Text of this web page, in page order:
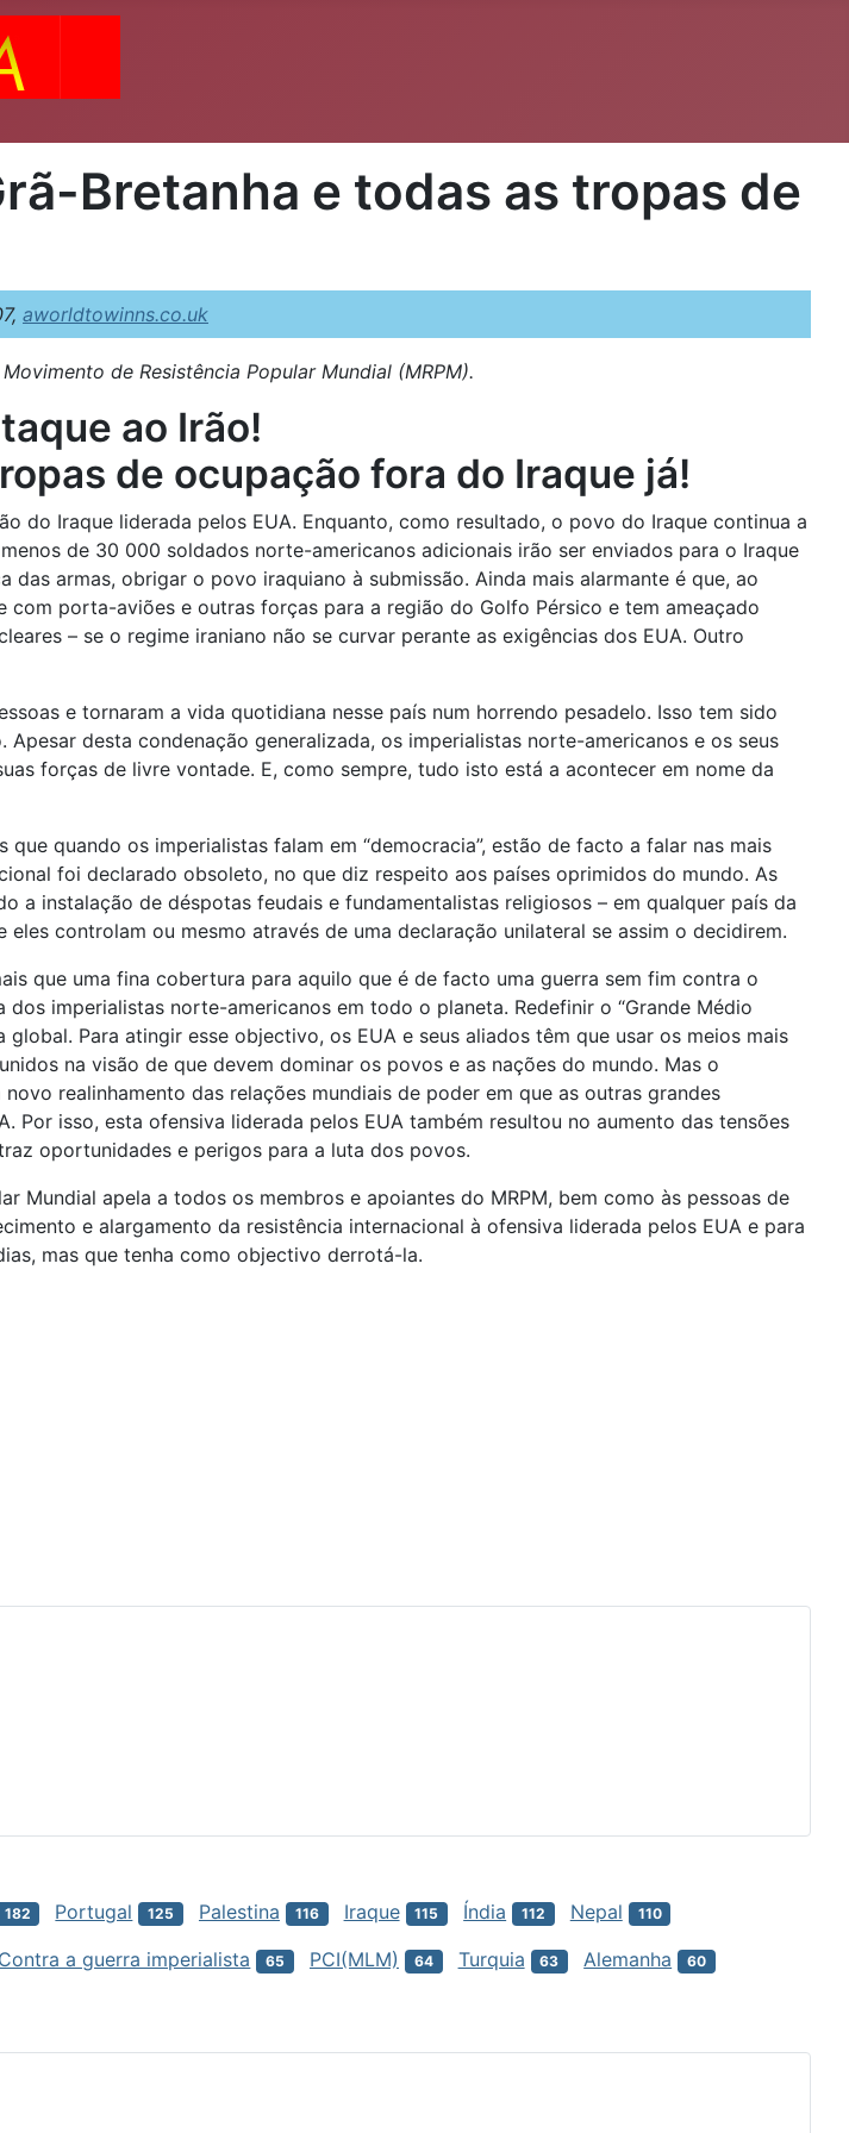
Bretanha e todas as tropas de
aworldtowinns.co.uk
de Resistência Popular Mundial (MRPM).
ao Irão!
de ocupação fora do Iraque já!
do Iraque liderada pelos EUA. Enquanto, como resultado, o povo do Iraque continua a
de 30 000 soldados norte-americanos adicionais irão ser enviados para o Iraque
armas, obrigar o povo iraquiano à submissão. Ainda mais alarmante é que, ao
porta-aviões e outras forças para a região do Golfo Pérsico e tem ameaçado
– se o regime iraniano não se curvar perante as exigências dos EUA. Outro
e tornaram a vida quotidiana nesse país num horrendo pesadelo. Isso tem sido
desta condenação generalizada, os imperialistas norte-americanos e os seus
forças de livre vontade. E, como sempre, tudo isto está a acontecer em nome da
quando os imperialistas falam em “democracia”, estão de facto a falar nas mais
foi declarado obsoleto, no que diz respeito aos países oprimidos do mundo. As
a instalação de déspotas feudais e fundamentalistas religiosos – em qualquer país da
controlam ou mesmo através de uma declaração unilateral se assim o decidirem.
que uma fina cobertura para aquilo que é de facto uma guerra sem fim contra o
imperialistas norte-americanos em todo o planeta. Redefinir o “Grande Médio
Para atingir esse objectivo, os EUA e seus aliados têm que usar os meios mais
na visão de que devem dominar os povos e as nações do mundo. Mas o
realinhamento das relações mundiais de poder em que as outras grandes
isso, esta ofensiva liderada pelos EUA também resultou no aumento das tensões
oportunidades e perigos para a luta dos povos.
Mundial apela a todos os membros e apoiantes do MRPM, bem como às pessoas de
e alargamento da resistência internacional à ofensiva liderada pelos EUA e para
mas que tenha como objectivo derrotá-la.
182 Portugal 125 Palestina 116 Iraque 115 Índia 112 Nepal 110
Contra a guerra imperialista 65 PCI(MLM) 64 Turquia 63 Alemanha 60